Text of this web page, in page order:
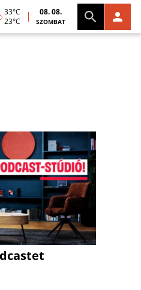
33°C
23°C
08. 08.
SZOMBAT